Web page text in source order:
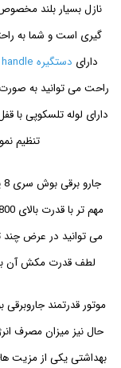
نازل بسیار بلند
گیری است و شما به
دارای دستگیره Ergo Premium handle
راحت می توانید به
دارای لوله تلسکوپی با
تنظیم
می توانید در عرض چند
لطف قدرت مکش آن
موتور قدرتمند
حال نیز میزان مصرف
بهداشتی یکی از مزیت